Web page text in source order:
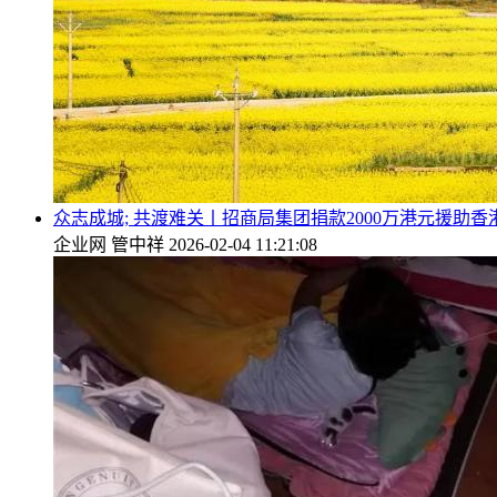
众志成城; 共渡难关丨招商局集团捐款2000万港元援助香
企业网 管中祥 2026-02-04 11:21:08